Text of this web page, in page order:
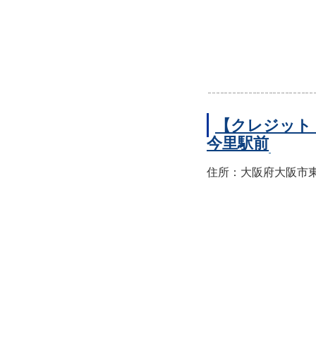
【クレジッ
今里駅前
住所：大阪府大阪市